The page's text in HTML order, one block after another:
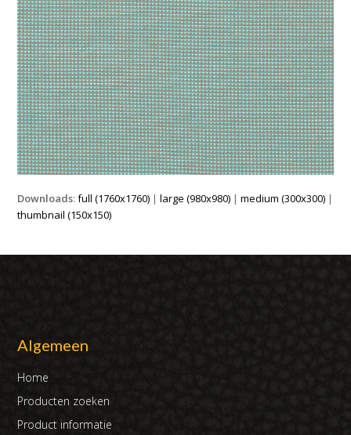
Downloads:full (1760x1760) |large (980x980) |medium (300x300) |
thumbnail (150x150)
Algemeen
Home
Producten zoeken
Product informatie